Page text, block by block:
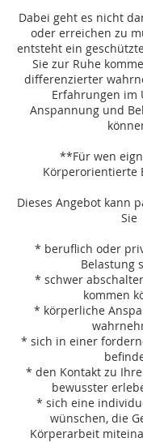
Dabei geht es nicht
oder erreichen zu
entsteht ein
Sie zur Ruhe
differenzierter
Erfahrungen im
Anspannung und
**Für wen
Körperorientierte
Dieses Angebot kann
Sie
* beruflich oder
Belastung
* schwer
kommen
* körperliche
* sich in einer
* den Kontakt zu
bewusster
* sich eine
wünschen, die
Körperarbeit